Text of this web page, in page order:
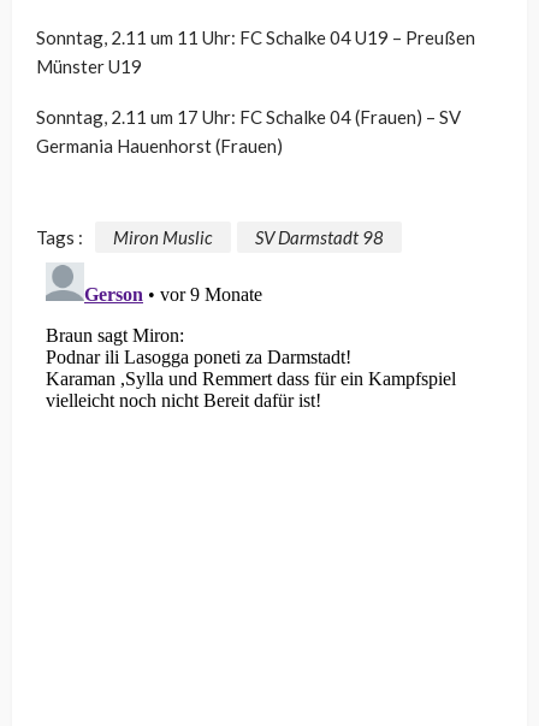
Sonntag, 2.11 um 11 Uhr: FC Schalke 04 U19 – Preußen
Münster U19
Sonntag, 2.11 um 17 Uhr: FC Schalke 04 (Frauen) – SV
Germania Hauenhorst (Frauen)
Tags : Miron Muslic SV Darmstadt 98